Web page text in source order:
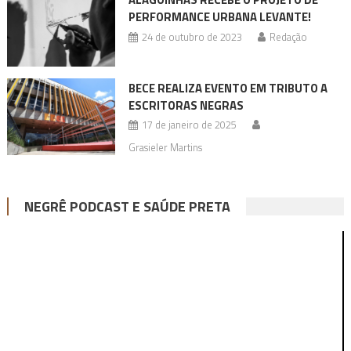
PERFORMANCE URBANA LEVANTE!
24 de outubro de 2023 Redação
BECE REALIZA EVENTO EM TRIBUTO A
ESCRITORAS NEGRAS
17 de janeiro de 2025
Grasieler Martins
NEGRÊ PODCAST E SAÚDE PRETA